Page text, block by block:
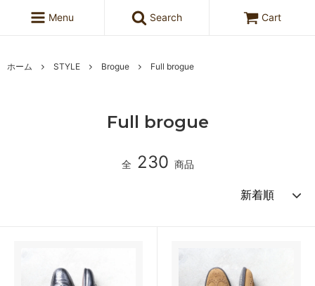
Menu Search Cart
ホーム STYLE Brogue Full brogue
Full brogue
全 230 商品